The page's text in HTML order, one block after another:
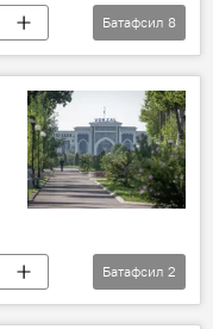
Батафсил 8
Батафсил 2